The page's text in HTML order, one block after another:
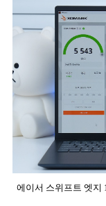
에이서 스위프트 엣지